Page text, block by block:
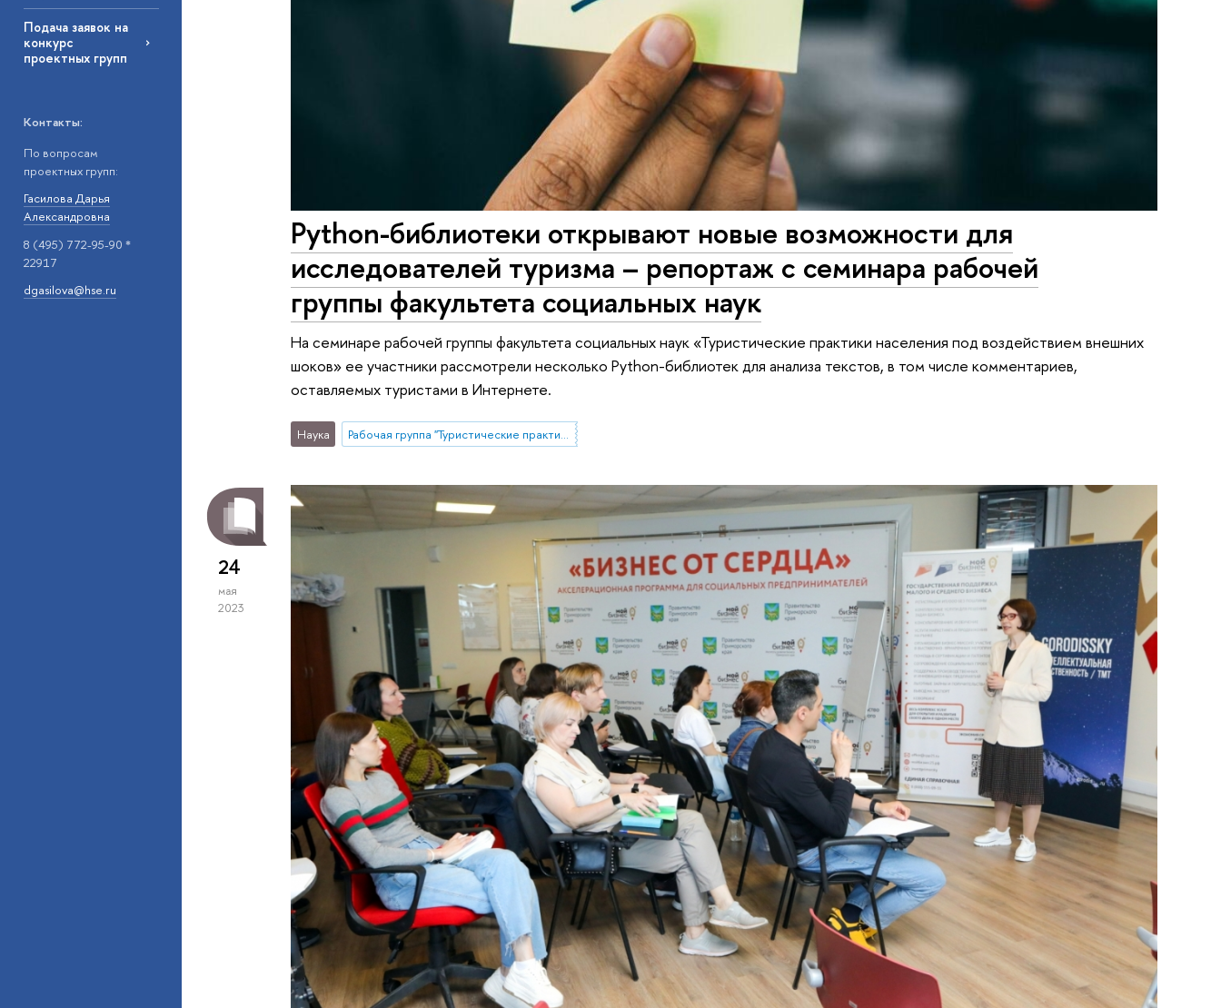
Подача заявок на
конкурс
проектных групп
Контакты:
По вопросам
проектных групп:
Гасилова Дарья
Александровна
8 (495) 772-95-90 *
22917
dgasilova@hse.ru
Python-библиотеки открывают новые возможности для
исследователей туризма – репортаж с семинара рабочей
группы факультета социальных наук
На семинаре рабочей группы факультета социальных наук «Туристические практики населения под воздействием внешних
шоков» ее участники рассмотрели несколько Python-библиотек для анализа текстов, в том числе комментариев,
оставляемых туристами в Интернете.
Наука Рабочая группа "Туристические практики населения под воздействием внешних шоков: возможности и ограничения изучения опросными и не-опросными методами"
24
мая
2023